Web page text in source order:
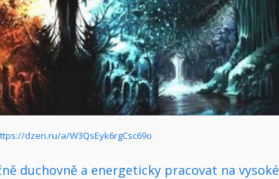
dzen.ru/a/W3QsEyk6rgCsc69o
duchovně a energeticky pracovat na vysoké